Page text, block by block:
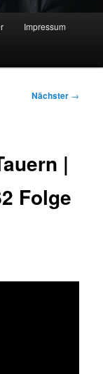
Impressum
Nächster →
|
Folge